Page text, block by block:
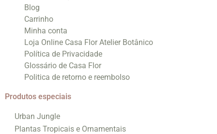
Blog
Carrinho
Minha conta
Loja Online Casa Flor Atelier Botânico
Política de Privacidade
Glossário de Casa Flor
Politica de retorno e reembolso
Produtos especiais
Urban Jungle
Plantas Tropicais e Ornamentais